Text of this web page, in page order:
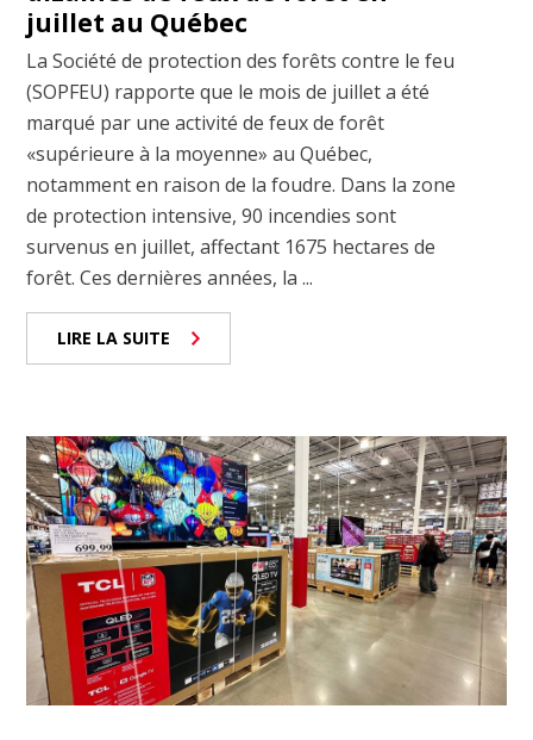
juillet au Québec
La Société de protection des forêts contre le feu
(SOPFEU) rapporte que le mois de juillet a été
marqué par une activité de feux de forêt
«supérieure à la moyenne» au Québec,
notamment en raison de la foudre. Dans la zone
de protection intensive, 90 incendies sont
survenus en juillet, affectant 1675 hectares de
forêt. Ces dernières années, la ...
LIRE LA SUITE